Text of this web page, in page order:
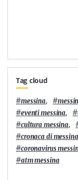
Tag cloud
#messina, #
#eventi messina, #
#cultura messina,
#cronaca di messina
#coronavirus
#atm messina